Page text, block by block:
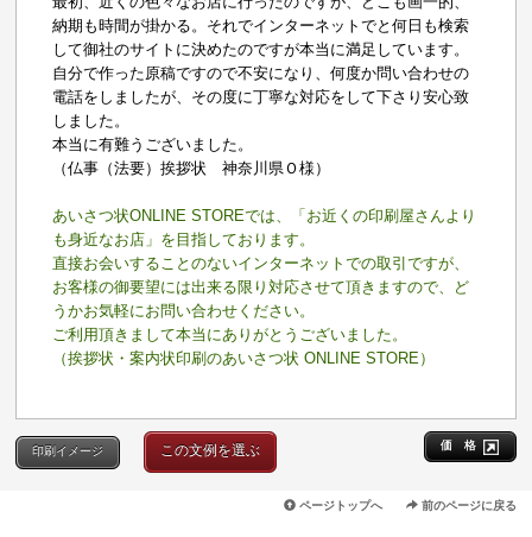
納期も時間が掛かる。それでインターネットでと何日も検索
して御社のサイトに決めたのですが本当に満足しています。
自分で作った原稿ですので不安になり、何度か問い合わせの
電話をしましたが、その度に丁寧な対応をして下さり安心致
しました。
本当に有難うございました。
（仏事（法要）挨拶状 神奈川県Ｏ様）
あいさつ状ONLINE STOREでは、「お近くの印刷屋さんより
も身近なお店」を目指しております。
直接お会いすることのないインターネットでの取引ですが、
お客様の御要望には出来る限り対応させて頂きますので、ど
うかお気軽にお問い合わせください。
ご利用頂きまして本当にありがとうございました。
（挨拶状・案内状印刷のあいさつ状 ONLINE STORE）
価 格
印刷イメージ この文例を選ぶ
ページトップへ 前のページに戻る